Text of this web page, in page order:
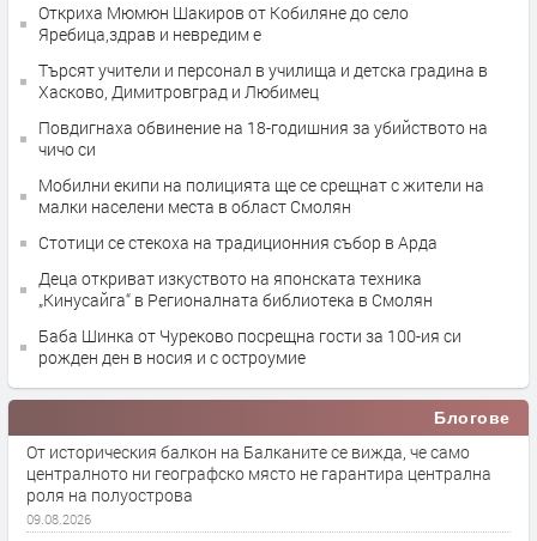
Откриха Мюмюн Шакиров от Кобиляне до село
Яребица,здрав и невредим е
Търсят учители и персонал в училища и детска градина в
Хасково, Димитровград и Любимец
Повдигнаха обвинение на 18-годишния за убийството на
чичо си
Мобилни екипи на полицията ще се срещнат с жители на
малки населени места в област Смолян
Стотици се стекоха на традиционния събор в Арда
Деца откриват изкуството на японската техника
„Кинусайга“ в Регионалната библиотека в Смолян
Баба Шинка от Чуреково посрещна гости за 100-ия си
рожден ден в носия и с остроумие
Блогове
От историческия балкон на Балканите се вижда, че само
централното ни географско място не гарантира централна
роля на полуострова
09.08.2026